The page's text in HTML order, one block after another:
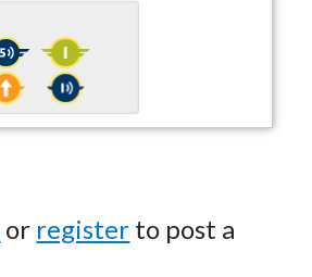
or register to post a